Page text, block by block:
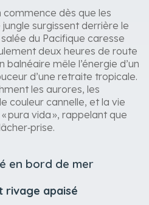
dès que les
surgissent derrière le
du Pacifique caresse
deux heures de route
mêle l’énergie d’un
d’une retraite tropicale.
les aurores, les
couleur cannelle, et la vie
pura vida », rappelant que
en bord de mer
rivage apaisé